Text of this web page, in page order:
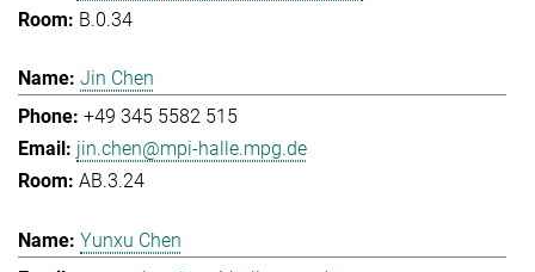
B.0.34
Jin Chen
+49 345 5582 515
jin.chen@mpi-halle.mpg.de
AB.3.24
Yunxu Chen